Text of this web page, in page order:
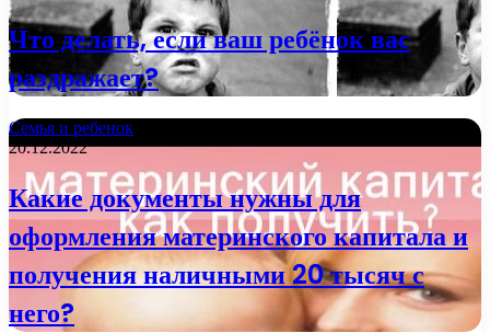
Что делать, если ваш ребёнок вас
раздражает?
Семья и ребенок
20.12.2022
Какие документы нужны для
оформления материнского капитала и
получения наличными 20 тысяч с
него?